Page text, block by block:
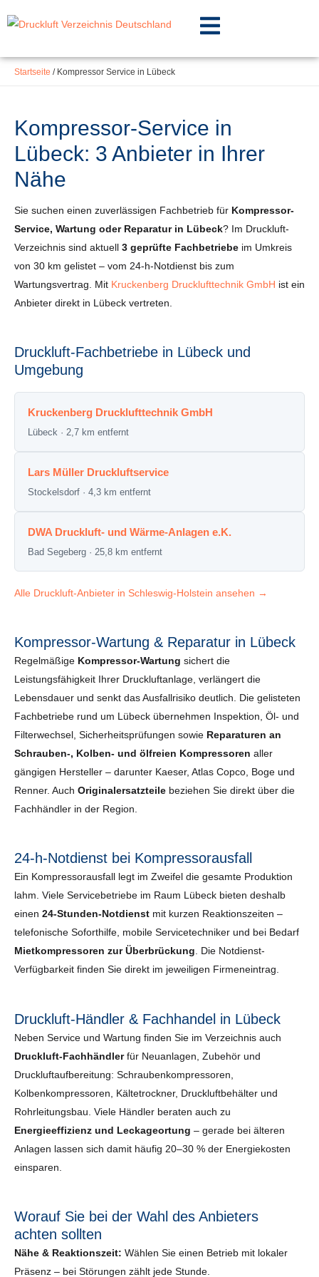
springen
Inhalt
Startseite / Kompressor Service in Lübeck
Kompressor-Service in
Lübeck: 3 Anbieter in Ihrer
Nähe
Sie suchen einen zuverlässigen Fachbetrieb für Kompressor-
Service, Wartung oder Reparatur in Lübeck? Im Druckluft-
Verzeichnis sind aktuell 3 geprüfte Fachbetriebe im Umkreis
von 30 km gelistet – vom 24-h-Notdienst bis zum
Wartungsvertrag. Mit Kruckenberg Drucklufttechnik GmbH ist ein
Anbieter direkt in Lübeck vertreten.
Druckluft-Fachbetriebe in Lübeck und
Umgebung
Kruckenberg Drucklufttechnik GmbH
Lübeck · 2,7 km entfernt
Lars Müller Druckluftservice
Stockelsdorf · 4,3 km entfernt
DWA Druckluft- und Wärme-Anlagen e.K.
Bad Segeberg · 25,8 km entfernt
Alle Druckluft-Anbieter in Schleswig-Holstein ansehen →
Kompressor-Wartung & Reparatur in Lübeck
Regelmäßige Kompressor-Wartung sichert die
Leistungsfähigkeit Ihrer Druckluftanlage, verlängert die
Lebensdauer und senkt das Ausfallrisiko deutlich. Die gelisteten
Fachbetriebe rund um Lübeck übernehmen Inspektion, Öl- und
Filterwechsel, Sicherheits­prüfungen sowie Reparaturen an
Schrauben-, Kolben- und ölfreien Kompressoren aller
gängigen Hersteller – darunter Kaeser, Atlas Copco, Boge und
Renner. Auch Originalersatzteile beziehen Sie direkt über die
Fachhändler in der Region.
24-h-Notdienst bei Kompressorausfall
Ein Kompressorausfall legt im Zweifel die gesamte Produktion
lahm. Viele Servicebetriebe im Raum Lübeck bieten deshalb
einen 24-Stunden-Notdienst mit kurzen Reaktionszeiten –
telefonische Soforthilfe, mobile Servicetechniker und bei Bedarf
Mietkompressoren zur Überbrückung. Die Notdienst-
Verfügbarkeit finden Sie direkt im jeweiligen Firmeneintrag.
Druckluft-Händler & Fachhandel in Lübeck
Neben Service und Wartung finden Sie im Verzeichnis auch
Druckluft-Fachhändlerfür Neuanlagen, Zubehör und
Druckluftaufbereitung: Schraubenkompressoren,
Kolbenkompressoren, Kältetrockner, Druckluftbehälter und
Rohrleitungsbau. Viele Händler beraten auch zu
Energieeffizienz und Leckageortung – gerade bei älteren
Anlagen lassen sich damit häufig 20–30 % der Energiekosten
einsparen.
Worauf Sie bei der Wahl des Anbieters
achten sollten
Nähe & Reaktionszeit: Wählen Sie einen Betrieb mit lokaler
Präsenz – bei Störungen zählt jede Stunde.